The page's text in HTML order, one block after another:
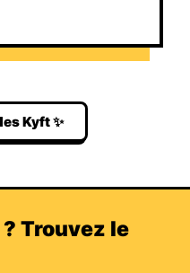
Kyft ✨
Trouvez le